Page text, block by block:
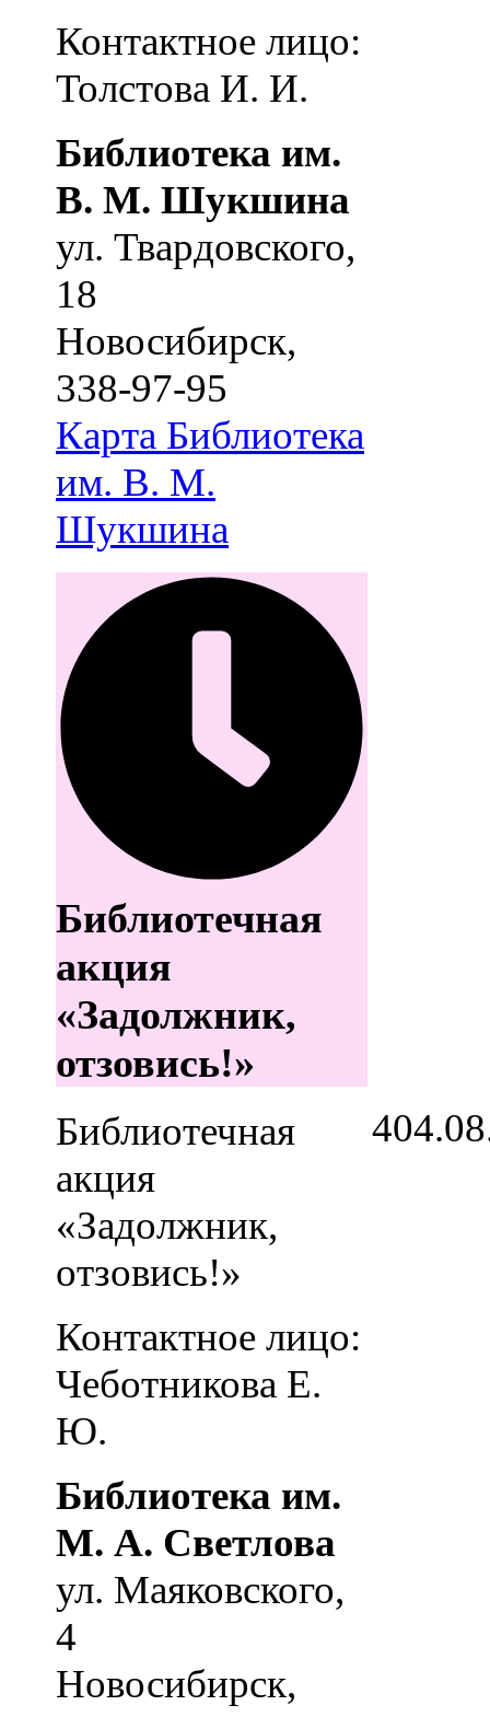
Контактное лицо:
Толстова И. И.
Библиотека им.
В. М. Шукшина
ул. Твардовского,
18
Новосибирск,
338-97-95
Карта Библиотека
им. В. М.
Шукшина
Библиотечная
акция
«Задолжник,
отзовись!»
Библиотечная
акция
«Задолжник,
отзовись!»
Контактное лицо:
Чеботникова Е.
Ю.
Библиотека им.
М. А. Светлова
ул. Маяковского,
4
Новосибирск,
4